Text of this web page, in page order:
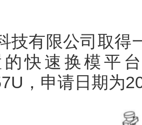
技有限公司取得
快速换模平
，申请日期为